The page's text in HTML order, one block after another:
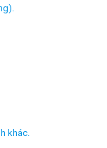
khác.